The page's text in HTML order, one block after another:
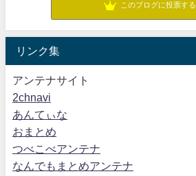
このブログに投票する
リンク集
アンテナサイト
2chnavi
あんてぃな
おまとめ
つべこべアンテナ
なんでもまとめアンテナ